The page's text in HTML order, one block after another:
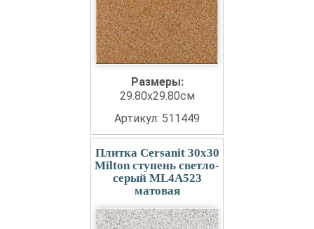
Размеры:
29.80x29.80см
Артикул: 511449
Плитка Cersanit 30x30
Milton ступень светло-
серый ML4A523
матовая